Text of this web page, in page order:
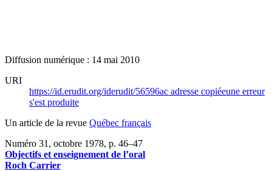
Diffusion numérique : 14 mai 2010
URI
https://id.erudit.org/iderudit/56596ac adresse copiéeune erreur
s'est produite
Un article de la revue Québec français
Numéro 31, octobre 1978, p. 46–47
Objectifs et enseignement de l’oral
Roch Carrier